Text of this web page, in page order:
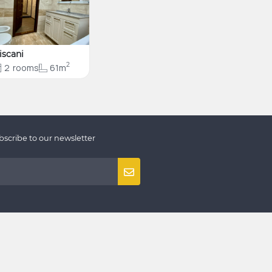
2 rooms 61m2
to our newsletter